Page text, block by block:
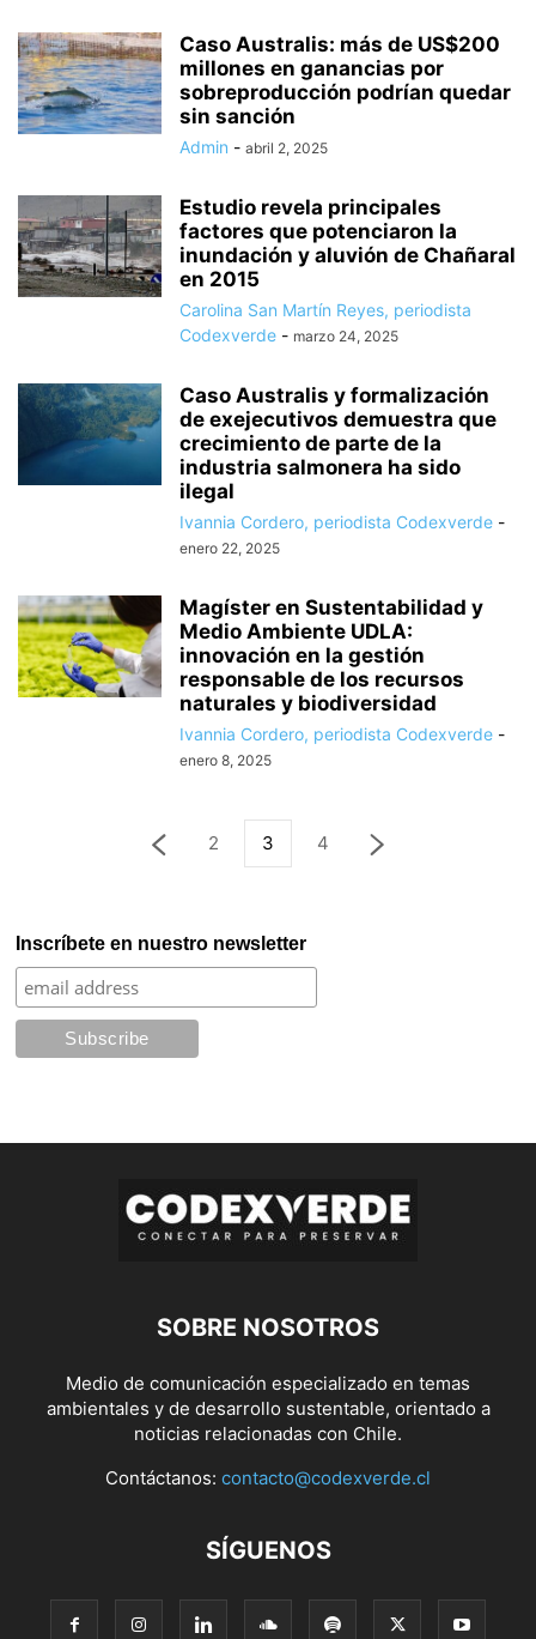
Caso Australis: más de US$200
millones en ganancias por
sobreproducción podrían quedar
sin sanción
Admin - abril 2, 2025
Estudio revela principales
factores que potenciaron la
inundación y aluvión de Chañaral
en 2015
Carolina San Martín Reyes, periodista
Codexverde - marzo 24, 2025
Caso Australis y formalización
de exejecutivos demuestra que
crecimiento de parte de la
industria salmonera ha sido
ilegal
Ivannia Cordero, periodista Codexverde -
enero 22, 2025
Magíster en Sustentabilidad y
Medio Ambiente UDLA:
innovación en la gestión
responsable de los recursos
naturales y biodiversidad
Ivannia Cordero, periodista Codexverde -
enero 8, 2025
2 3 4
Inscríbete en nuestro newsletter
SOBRE NOSOTROS
Medio de comunicación especializado en temas
ambientales y de desarrollo sustentable, orientado a
noticias relacionadas con Chile.
Contáctanos: contacto@codexverde.cl
SÍGUENOS